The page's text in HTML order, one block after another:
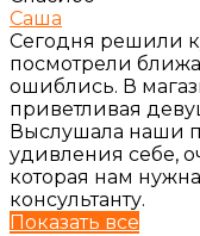
Саша
Сегодня решили
посмотрели
ошиблись. В
приветливая
Выслушала наши
удивления себе,
которая нам
консультанту.
Показать все